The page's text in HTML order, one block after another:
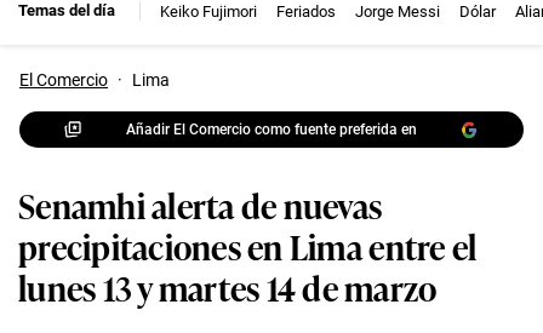
Temas del día Keiko Fujimori Feriados Jorge Messi Dólar
El Comercio · Lima
Añadir El Comercio como fuente preferida en
Senamhi alerta de nuevas
precipitaciones en Lima entre el
lunes 13 y martes 14 de marzo